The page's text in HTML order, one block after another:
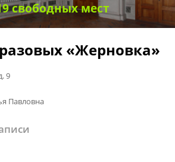
свободных мест
«Жерновка»
9
Павловна